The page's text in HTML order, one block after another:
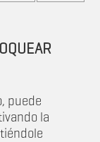
puede
la